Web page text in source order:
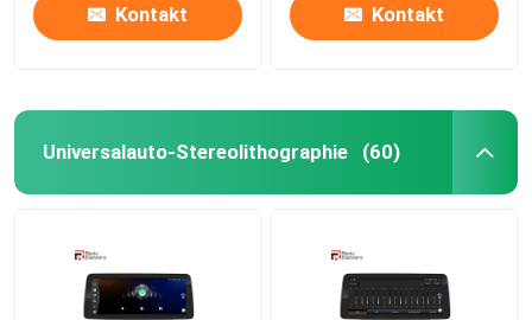
Kontakt Kontakt
Universalauto-Stereolithographie (60)